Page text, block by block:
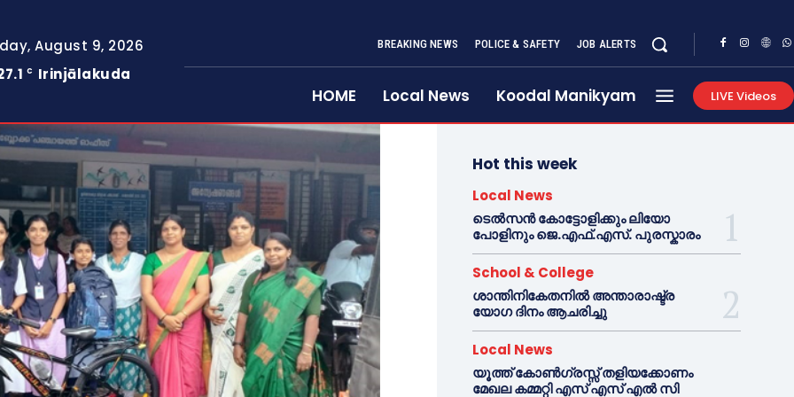
August 9, 2026
C Irinjālakuda
BREAKING NEWS POLICE & SAFETY JOB ALERTS
HOME Local News Koodal Manikyam LIVE Videos
Hot this week
Local News
ടെൽസൻ കോട്ടോളിക്കും ലിയോ
പോളിനും ജെ.എഫ്.എസ്. പുരസ്കാരം
School & College
ശാന്തിനികേതനിൽ അന്താരാഷ്ട്ര
യോഗ ദിനം ആചരിച്ചു
Local News
യൂത്ത് കോൺഗ്രസ്സ് തളിയക്കോണം
മേഖല കമ്മറ്റി എസ് എസ് എൽ സി